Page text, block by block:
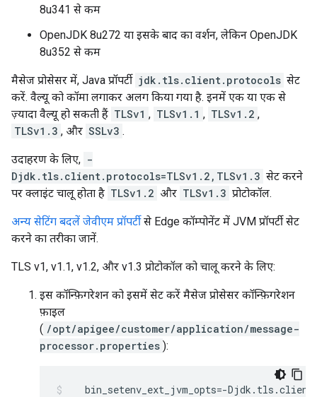
8u341 से कम
OpenJDK 8u272 या इसके बाद का वर्शन, लेकिन OpenJDK
8u352 से कम
मैसेज प्रोसेसर में, Java प्रॉपर्टी jdk.tls.client.protocols सेट
करें. वैल्यू को कॉमा लगाकर अलग किया गया है. इनमें एक या एक से
ज़्यादा वैल्यू हो सकती हैं TLSv1 , TLSv1.1 , TLSv1.2 ,
TLSv1.3 , और SSLv3 .
उदाहरण के लिए, -
Djdk.tls.client.protocols=TLSv1.2,TLSv1.3 सेट करने
पर क्लाइंट चालू होता है TLSv1.2 और TLSv1.3 प्रोटोकॉल.
अन्य सेटिंग बदलें जेवीएम प्रॉपर्टीसे Edge कॉम्पोनेंट में JVM प्रॉपर्टी सेट
करने का तरीका जानें.
TLS v1, v1.1, v1.2, और v1.3 प्रोटोकॉल को चालू करने के लिए:
इस कॉन्फ़िगरेशन को इसमें सेट करें मैसेज प्रोसेसर कॉन्फ़िगरेशन
फ़ाइल
( /opt/apigee/customer/application/message-
processor.properties ):
bin_setenv_ext_jvm_opts=-